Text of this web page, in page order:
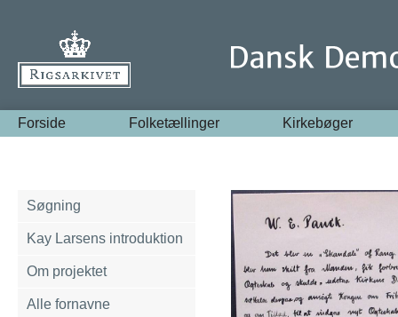
Forside Folketællinger Kirkebøger
Søgning
Kay Larsens introduktion
Om projektet
Alle fornavne